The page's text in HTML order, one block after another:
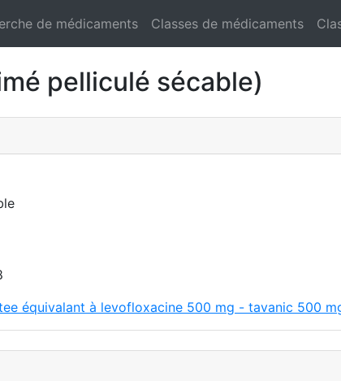
de médicaments Classes de médicaments
pelliculé sécable)
équivalant à levofloxacine 500 mg - tavanic 500